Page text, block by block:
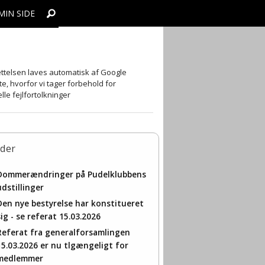
udstillinger med inviterede dommere
SIDE
laves automatisk af Google
hvorfor vi tager forbehold for
fejlfortolkninger
på Pudelklubbens
nye bestyrelse har konstitueret
- se referat 15.03.2026
fra generalforsamlingen
er nu tlgængeligt for